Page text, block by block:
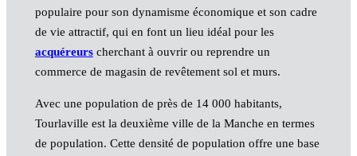
populaire pour son dynamisme économique et son cadre
de vie attractif, qui en font un lieu idéal pour les
acquéreurscherchant à ouvrir ou reprendre un
commerce de magasin de revêtement sol et murs.
Avec une population de près de 14 000 habitants,
Tourlaville est la deuxième ville de la Manche en termes
de population. Cette densité de population offre une base